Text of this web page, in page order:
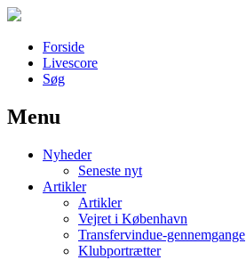
Forside
Livescore
Søg
Наши партнеры
лучшие займы
Menu
Nyheder
Seneste nyt
Artikler
Artikler
Vejret i København
Transfervindue-gennemgange
Klubportrætter